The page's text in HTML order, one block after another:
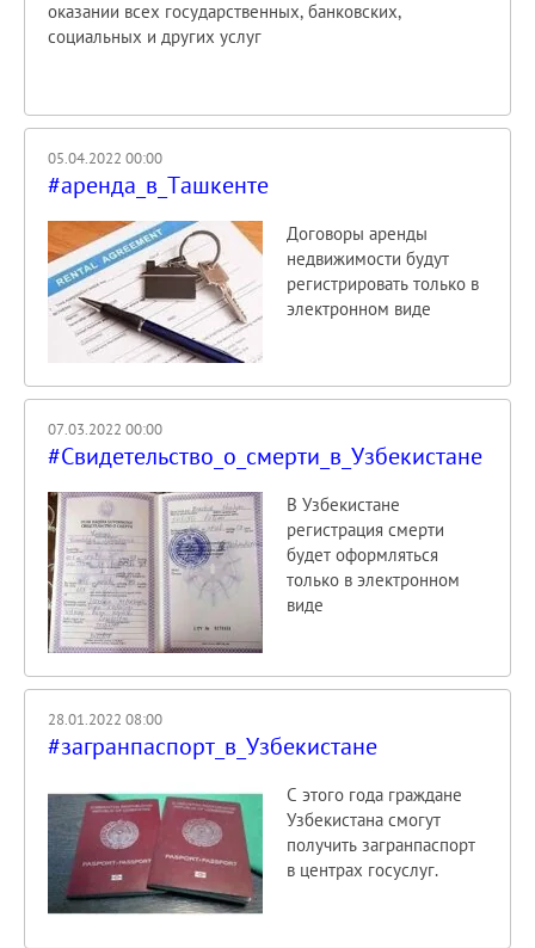
оказании всех государственных, банковских,
социальных и других услуг
05.04.2022 00:00
#аренда_в_Ташкенте
Договоры аренды
недвижимости будут
регистрировать только в
электронном виде
07.03.2022 00:00
#Свидетельство_о_смерти_в_Узбекистане
В Узбекистане
регистрация смерти
будет оформляться
только в электронном
виде
28.01.2022 08:00
#загранпаспорт_в_Узбекистане
С этого года граждане
Узбекистана смогут
получить загранпаспорт
в центрах госуслуг.